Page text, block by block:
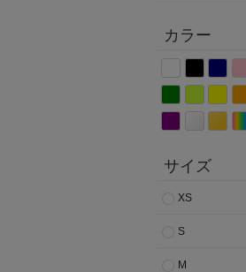
カラー
サイズ
XS
S
M